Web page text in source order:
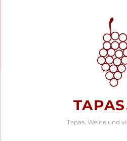
Tapas, Weine und